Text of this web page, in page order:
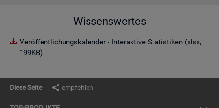
Wissenswertes
Veröffentlichungskalender - Interaktive Statistiken (xlsx,
199KB)
Diese Seite empfehlen